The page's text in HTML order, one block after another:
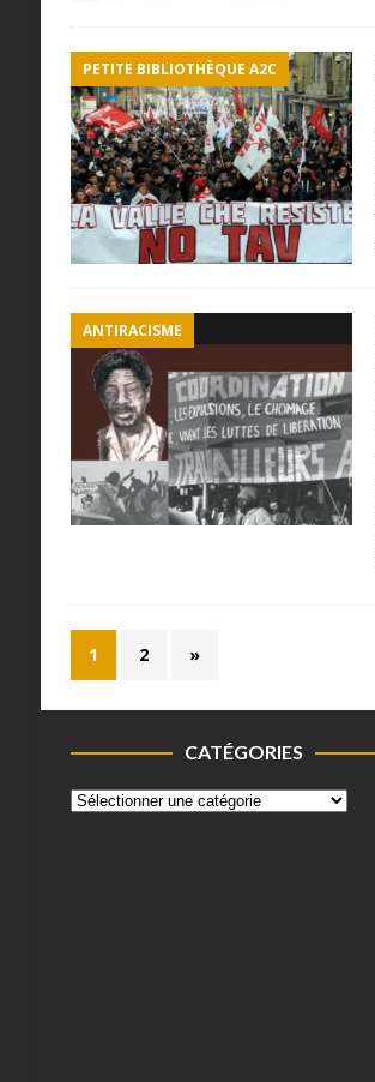
PETITE BIBLIOTHÈQUE A2C
ANTIRACISME
1 2 »
CATÉGORIES